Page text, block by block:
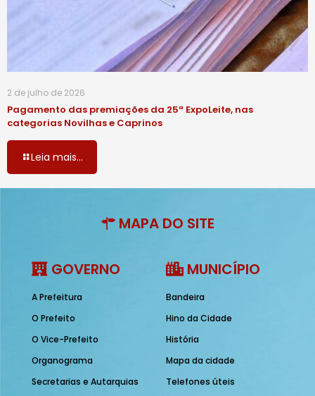
2 de julho de 2026
Pagamento das premiações da 25ª ExpoLeite, nas
categorias Novilhas e Caprinos
Leia mais...
MAPA DO SITE
GOVERNO
A Prefeitura
O Prefeito
O Vice-Prefeito
Organograma
Secretarias e Autarquias
MUNICÍPIO
Bandeira
Hino da Cidade
História
Mapa da cidade
Telefones úteis